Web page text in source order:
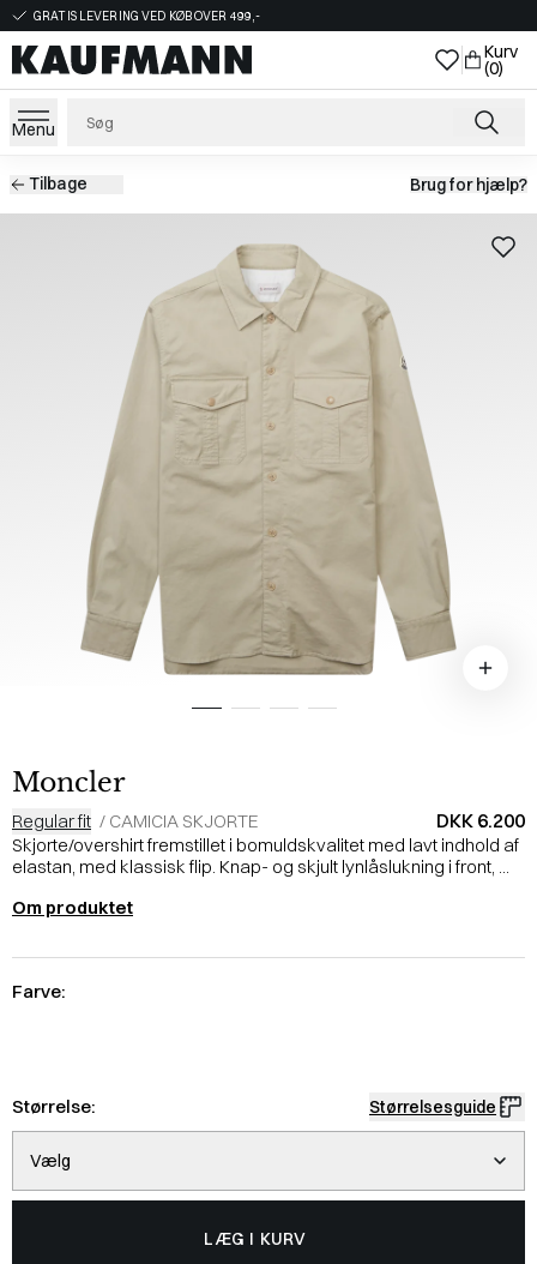
GRATIS LEVERING VED KØB OVER 499,-
Kurv
(0)
Menu
Tilbage Brug for hjælp?
Moncler
Regular fit / CAMICIA SKJORTE DKK 6.200
Skjorte/overshirt fremstillet i bomuldskvalitet med lavt indhold af
elastan, med klassisk flip. Knap- og skjult lynlåslukning i front, ...
Om produktet
Farve:
Størrelse: Størrelsesguide
Vælg
LÆG I KURV